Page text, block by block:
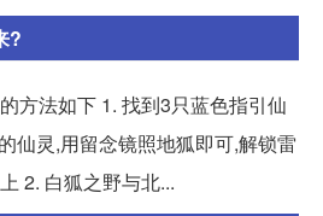
?
方法如下 1. 找到3只蓝色指引仙
仙灵,用留念镜照地狐即可,解锁雷
2. 白狐之野与北...